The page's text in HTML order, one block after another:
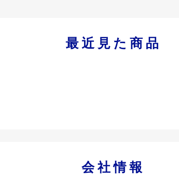
最近見た商品
会社情報